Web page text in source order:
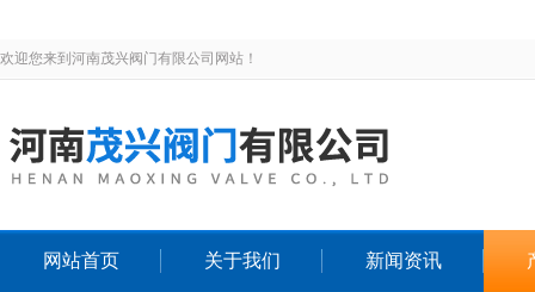
欢迎您来到河南茂兴阀门有限公司网站！
网站首页 关于我们 新闻资讯